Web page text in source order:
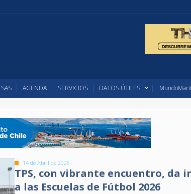
AGENDA SERVICIOS DATOS ÚTILES
14 de Abril de 2026
TPS, con vibrante encuentro, da
a las Escuelas de Fútbol 2026